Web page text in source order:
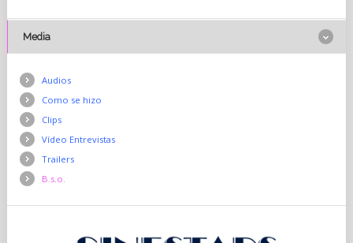
Media
Audios
Como se hizo
Clips
Vídeo Entrevistas
Trailers
B.s.o.